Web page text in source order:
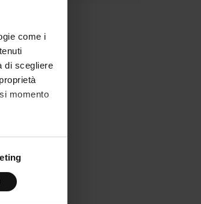
come i
di scegliere
momento